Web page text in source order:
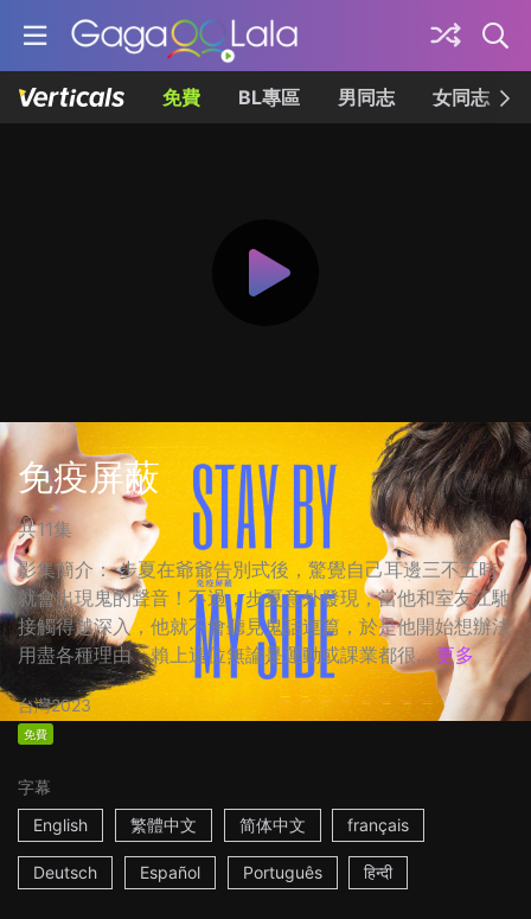
免費 BL專區 男同志 女同志
免疫屏蔽
共11集
影集簡介： 步夏在爺爺告別式後，驚覺自己耳邊三不五時
就會出現鬼的聲音！不過，步夏意外發現，當他和室友江馳
接觸得越深入，他就不會聽見鬼話連篇，於是他開始想辦法
用盡各種理由，賴上這位無論是運動或課業都很... 更多
台灣2023
免費
字幕
English
繁體中文 简体中文 français
Deutsch Español Português हिन्दी